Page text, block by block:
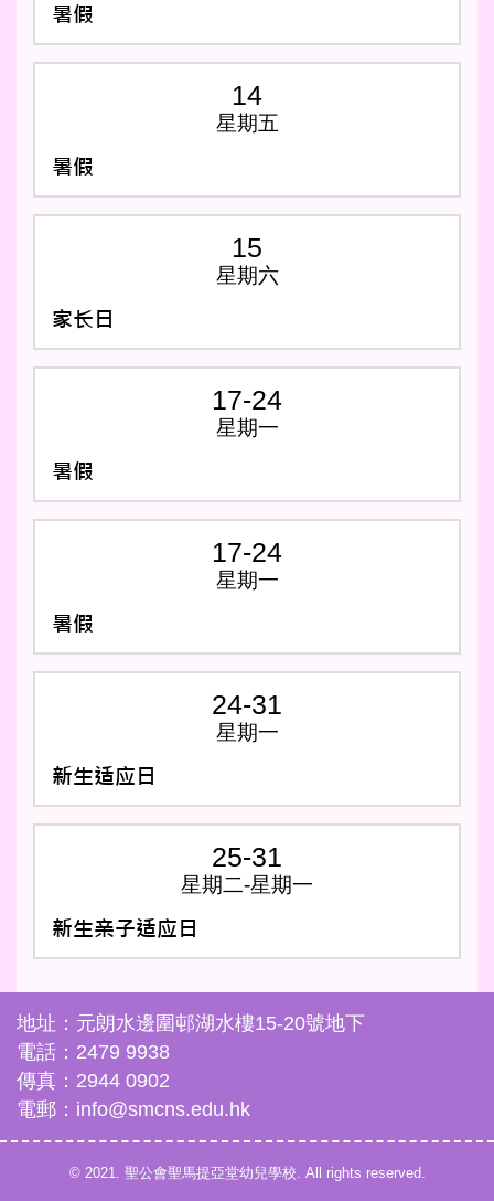
暑假
14
星期五
暑假
15
星期六
家长日
17-24
星期一
暑假
17-24
星期一
暑假
24-31
星期一
新生适应日
25-31
星期二-星期一
新生亲子适应日
地址：元朗水邊圍邨湖水樓15-20號地下
電話：2479 9938
傳真：2944 0902
電郵：info@smcns.edu.hk
© 2021. 聖公會聖馬提亞堂幼兒學校. All rights reserved.